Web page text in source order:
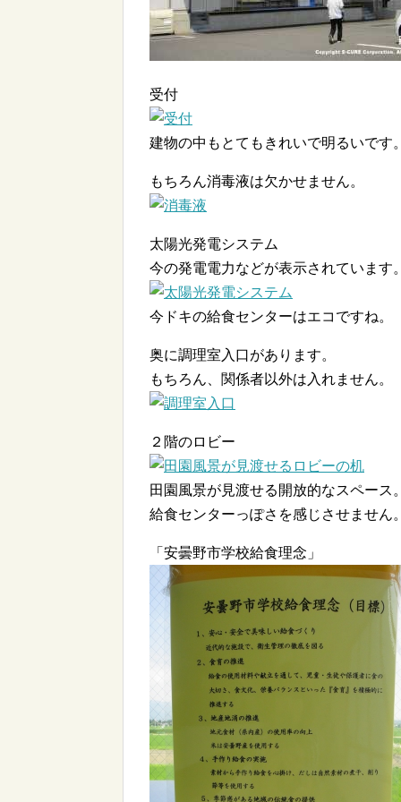
受付
建物の中もとてもきれいで明るいです
もちろん消毒液は欠かせません。
太陽光発電システム
今の発電電力などが表示されています
今ドキの給食センターはエコですね。
奥に調理室入口があります。
もちろん、関係者以外は入れません。
２階のロビー
田園風景が見渡せる開放的なスペース
給食センターっぽさを感じさせません
「安曇野市学校給食理念」